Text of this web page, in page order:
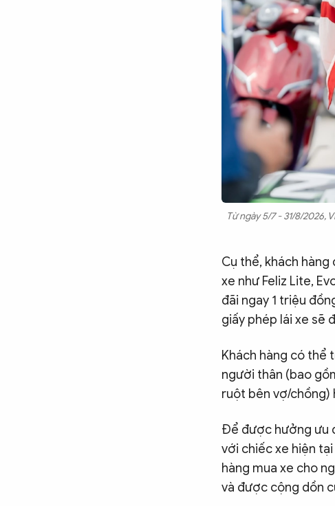
Từ ngày 5/7 - 31/8/2026,
Cụ thể, khách
xe như Feliz Lite,
đãi ngay 1 triệu
giấy phép lái xe sẽ
Khách hàng có thể
người thân (bao
ruột bên vợ/chồng)
Để được hưởng ưu
với chiếc xe hiện
hàng mua xe cho
và được cộng dồn